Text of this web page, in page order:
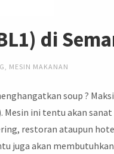
di
, MESIN MAKANAN
soup ?
Mesin ini tentu akan
restoran ataupun
juga akan